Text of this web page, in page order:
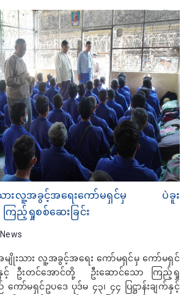
းသားလူ့အခွင့်အရေးကော်မရှင်မှ ပဲခူး
ြည့်ရှုစစ်ဆေးခြင်း
News
ျိုးသား လူ့အခွင့်အရေး ကော်မရှင်မှ ကော်မရှင်
နှင့် ဦးတင်အောင်တို့ ဦးဆောင်သော ကြည့်ရှု
ာ်မရှင်ဥပဒေ ပုဒ်မ ၄၃၊ ၄၄ ပြဋ္ဌာန်းချက်နှင့်